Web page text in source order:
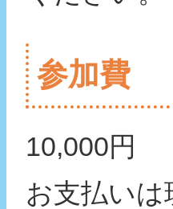
参加費
10,000円
お支払い